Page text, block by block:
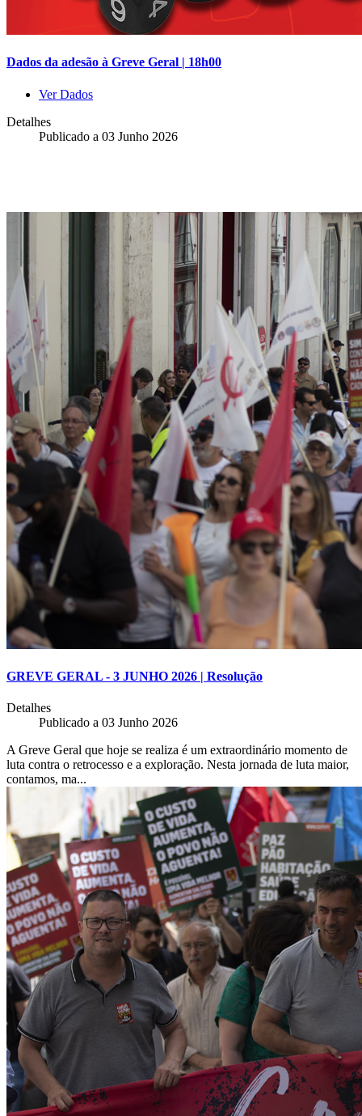
Dados da adesão à Greve Geral | 18h00
Ver Dados
Detalhes
Publicado a 03 Junho 2026
GREVE GERAL - 3 JUNHO 2026 | Resolução
Detalhes
Publicado a 03 Junho 2026
A Greve Geral que hoje se realiza é um extraordinário momento de
luta contra o retrocesso e a exploração. Nesta jornada de luta maior,
contamos, ma...